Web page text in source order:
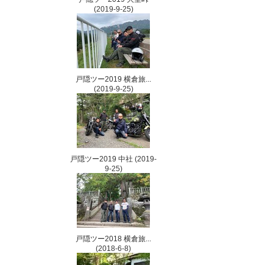
(2019-9-25)
戸隠ツー2019 横倉旅...
(2019-9-25)
戸隠ツー2019 中社 (2019-
9-25)
戸隠ツー2018 横倉旅...
(2018-6-8)